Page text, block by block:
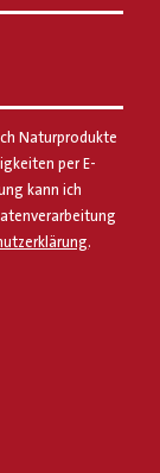
Naturprodukte
per E-
kann ich
.